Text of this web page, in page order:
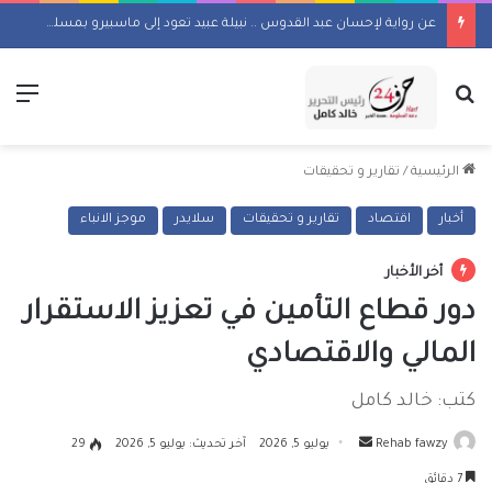
عن رواية لإحسان عبد القدوس .. نبيلة عبيد تعود إلى ماسبيرو بمسلسل إذاعي
بحث عن
الرئيسية / تقارير و تحقيقات
أخبار اقتصاد تقارير و تحقيقات سلايدر موجز الانباء
أخر الأخبار
دور قطاع التأمين في تعزيز الاستقرار
المالي والاقتصادي
كتب: خالد كامل
Rehab fawzy
أرسل يوليو 5, 2026 آخر تحديث: يوليو 5, 2026 29